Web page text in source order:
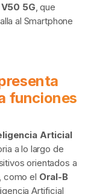
V50 5G, que
al Smartphone
funciones
Articial
a lo largo de
orientados a
como el Oral-B
Artificial